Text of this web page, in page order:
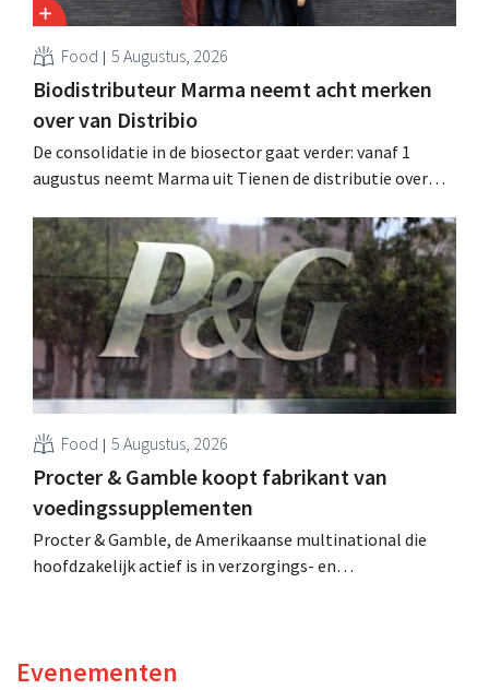
Food 5 Augustus, 2026
Biodistributeur Marma neemt acht merken
over van Distribio
De consolidatie in de biosector gaat verder: vanaf 1
augustus neemt Marma uit Tienen de distributie over
Beide bedrijven willen zich zo sterker op hun
kernactiviteiten concentreren.
Food 5 Augustus, 2026
Procter & Gamble koopt fabrikant van
voedingssupplementen
Procter & Gamble, de Amerikaanse multinational die
hoofdzakelijk actief is in verzorgings- en
Evenementen